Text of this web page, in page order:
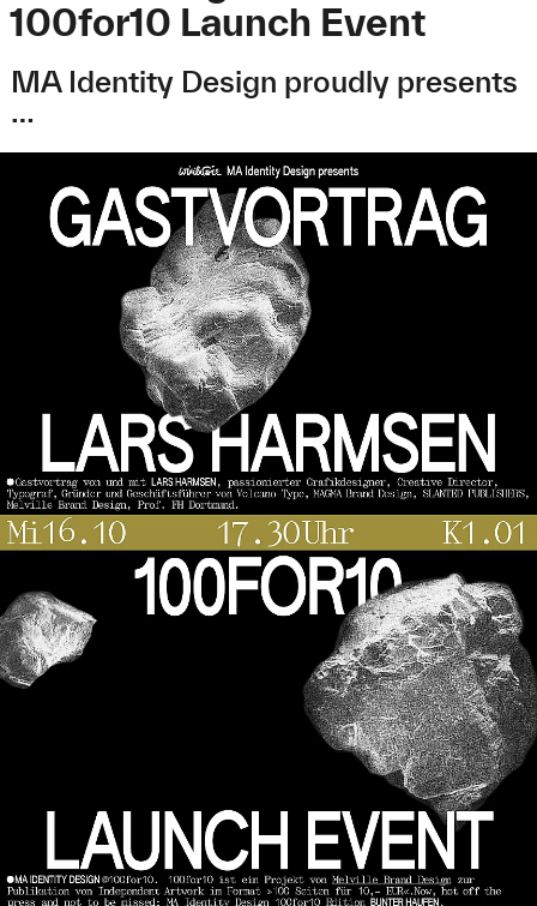
100for10 Launch Event
MA Identity Design proudly presents
…